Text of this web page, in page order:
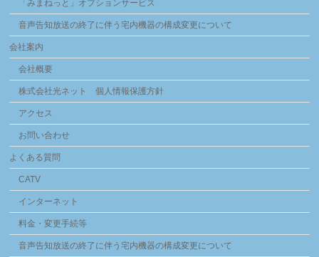
「みまねっと」オプションサービス
音声告知放送の終了に伴う宅内機器の構成変更について
会社案内
会社概要
株式会社光ネット 個人情報保護方針
アクセス
お問い合わせ
よくある質問
CATV
インターネット
料金・変更手続等
音声告知放送の終了に伴う宅内機器の構成変更について